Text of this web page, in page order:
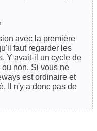
avec la première
faut regarder les
Y avait-il un cycle de
non. Si vous ne
est ordinaire et
Il n'y a donc pas de